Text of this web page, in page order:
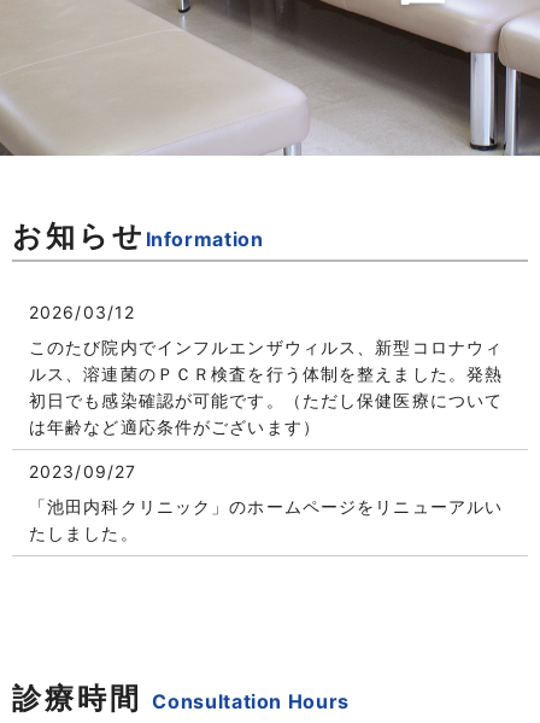
お知らせ Information
2026/03/12
このたび院内でインフルエンザウィルス、新型コロナウィ
ルス、溶連菌のＰＣＲ検査を行う体制を整えました。発熱
初日でも感染確認が可能です。（ただし保健医療について
は年齢など適応条件がございます）
2023/09/27
「池田内科クリニック」のホームページをリニューアルい
たしました。
診療時間Consultation Hours